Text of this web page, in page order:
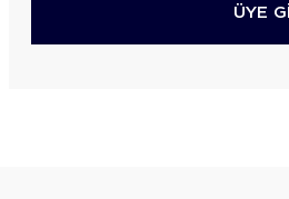
ÜYE